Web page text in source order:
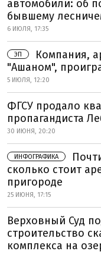
автомобили: об
бывшему
6 ИЮЛЯ, 17:35
ЭП
Компания,
"Ашаном",
5 ИЮЛЯ, 12:20
ФГСУ продало
пропагандиста
30 ИЮНЯ, 20:20
ИНФОГРАФИКА
сколько стоит
пригороде
25 ИЮНЯ, 17:15
Верховный Суд
строительство
комплекса на